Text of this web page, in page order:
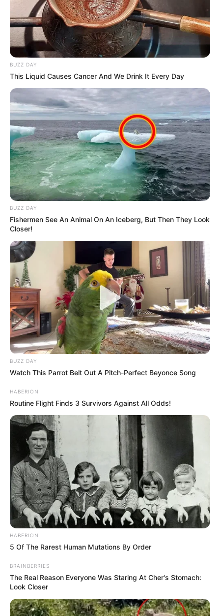
BUZZ DAY
This Liquid Causes Cancer And We Drink It Every Day
BUZZ DAY
Fishermen See An Animal On An Iceberg, But Then They Look
Closer!
BUZZ DAY
Watch This Parrot Belt Out A Pitch-Perfect Beyonce Song
HABERION
Routine Flight Finds 3 Survivors Against All Odds!
HABERION
5 Of The Rarest Human Mutations By Order
BRAINBERRIES
The Real Reason Everyone Was Staring At Cher's Stomach:
Look Closer